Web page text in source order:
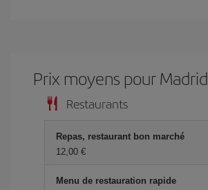
Prix ​​moyens pour Madrid
Restaurants
Repas, restaurant bon marché
12,00 €
Menu de restauration rapide